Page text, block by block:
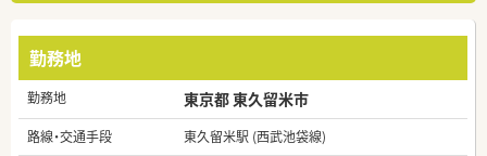
勤務地
勤務地 東京都 東久留米市
路線・交通手段
東久留米駅 (西武池袋線)